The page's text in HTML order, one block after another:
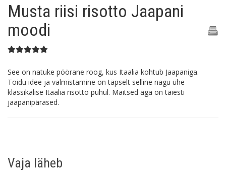
Musta riisi risotto Jaapani
moodi
See on natuke pöörane roog, kus Itaalia kohtub Jaapaniga.
Toidu idee ja valmistamine on täpselt selline nagu ühe
klassikalise Itaalia risotto puhul. Maitsed aga on täiesti
jaapanipärased.
Vaja läheb